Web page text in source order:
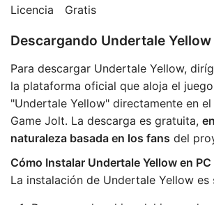
Licencia
Gratis
Descargando Undertale Yellow
Para descargar Undertale Yellow,
la plataforma oficial que aloja el
"Undertale Yellow" directamente en
Game Jolt. La descarga es gratuita,
naturaleza basada en los fans del
Cómo Instalar Undertale Yellow en PC
La instalación de Undertale Yellow es